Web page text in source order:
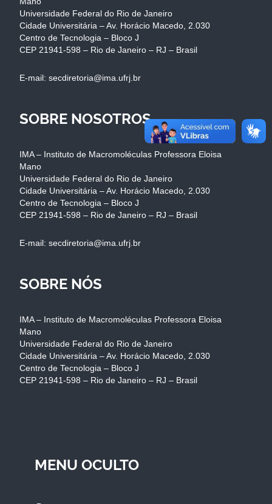
Universidade Federal do Rio de Janeiro
Cidade Universitária – Av. Horácio Macedo, 2.030
Centro de Tecnologia – Bloco J
CEP 21941-598 – Rio de Janeiro – RJ – Brasil
E-mail: secdiretoria@ima.ufrj.br
SOBRE NOSOTROS
IMA – Instituto de Macromoléculas Professora Eloisa
Mano
Universidade Federal do Rio de Janeiro
Cidade Universitária – Av. Horácio Macedo, 2.030
Centro de Tecnologia – Bloco J
CEP 21941-598 – Rio de Janeiro – RJ – Brasil
E-mail: secdiretoria@ima.ufrj.br
SOBRE NÓS
IMA – Instituto de Macromoléculas Professora Eloisa
Mano
Universidade Federal do Rio de Janeiro
Cidade Universitária – Av. Horácio Macedo, 2.030
Centro de Tecnologia – Bloco J
CEP 21941-598 – Rio de Janeiro – RJ – Brasil
MENU OCULTO